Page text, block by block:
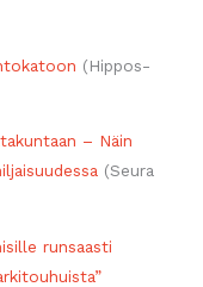
(Hippos-
– Näin
(Seura
runsaasti